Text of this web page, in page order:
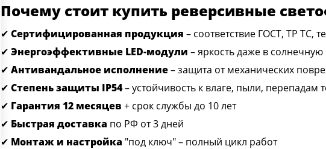
Почему стоит купить реверсивные
✔ Сертифицированная продукция – соответствие ГОСТ, ТР ТС,
✔ Энергоэффективные LED-модули – яркость даже в
✔ Антивандальное исполнение– защита от механических
✔ Степень защиты IP54– устойчивость к влаге, пыли, перепадам
✔ Гарантия 12 месяцев + срок службы до 10 лет
✔ Быстрая доставка по РФ от 3 дней
✔ Монтаж и настройка "под ключ" – полный цикл работ